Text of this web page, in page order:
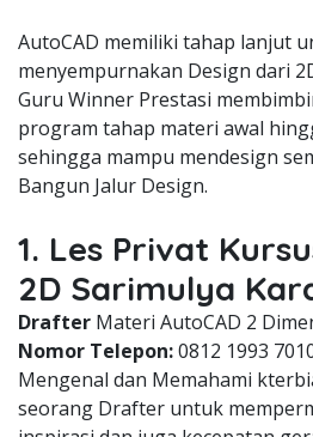
AutoCAD memiliki tahap lanjut
menyempurnakan Design dari
Guru Winner Prestasi
program tahap materi awal
sehingga mampu mendesign
Bangun Jalur Design.
1. Les Privat
2D Sarimulya
Drafter Materi AutoCAD 2
Nomor Telepon:0812 1993
Mengenal dan Memahami
seorang Drafter untuk